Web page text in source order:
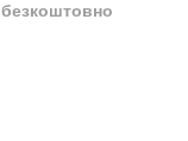
безкоштовно